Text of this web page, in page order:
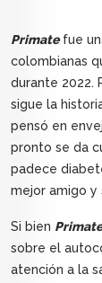
Primatefue
colombianas
durante 2022.
sigue la
pensó en
pronto se da
padece
mejor amigo y
Si bien Primate
sobre el
atención a la